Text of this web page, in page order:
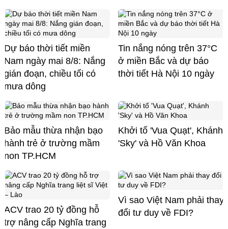
Dự báo thời tiết miền
Nam ngày mai 8/8: Nắng
gián đoạn, chiều tối có
mưa dông
Tin nắng nóng trên 37°C
ở miền Bắc và dự báo
thời tiết Hà Nội 10 ngày
Bảo mẫu thừa nhận bạo
hành trẻ ở trường mầm
non TP.HCM
Khởi tố 'Vua Quạt', Khánh
'Sky' và Hồ Văn Khoa
ACV trao 20 tỷ đồng hỗ
trợ nâng cấp Nghĩa trang
Vì sao Việt Nam phải thay
đổi tư duy về FDI?